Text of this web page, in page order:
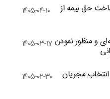
حق بیمه از
۱۴۰۵-۰۴-۱۰
و منظور نمودن ۱۴۰۵-۰۳-۱۷
مجریان
۱۴۰۵-۰۲-۳۰